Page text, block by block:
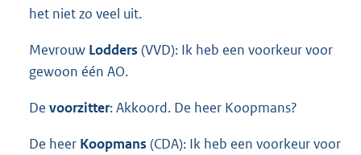
het niet zo veel uit.
Mevrouw Lodders (VVD): Ik heb een voorkeur voor
gewoon één AO.
De voorzitter: Akkoord. De heer Koopmans?
De heer Koopmans (CDA): Ik heb een voorkeur voor